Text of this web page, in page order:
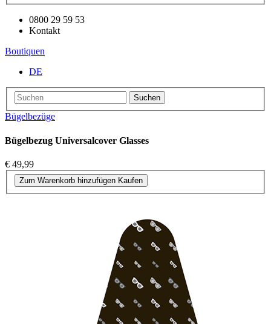
0800 29 59 53
Kontakt
Boutiquen
DE
Suchen
Bügelbezüge
Bügelbezug Universalcover Glasses
€ 49,99
Zum Warenkorb hinzufügen Kaufen